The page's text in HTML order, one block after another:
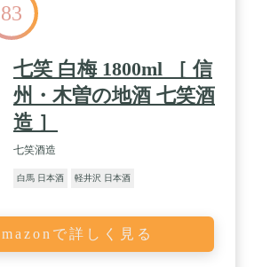
83
七笑 白梅 1800ml ［ 信
州・木曽の地酒 七笑酒
造 ］
七笑酒造
白馬 日本酒 軽井沢 日本酒
で詳しく見る